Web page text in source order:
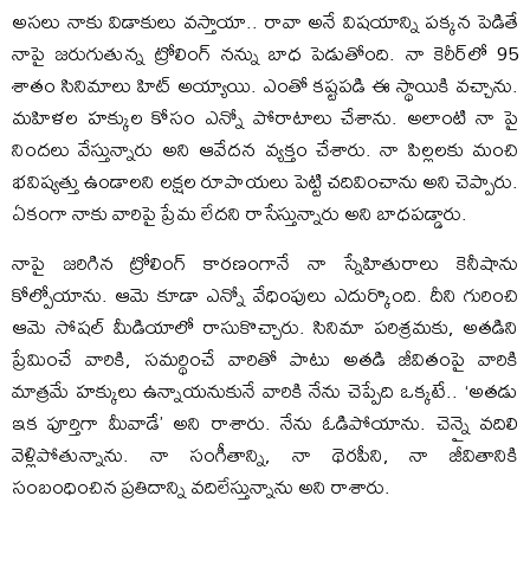
అసలు నాకు విడాకులు వస్తాయా.. రావా అనే విషయాన్ని పక్కన పెడితే
నాపై జరుగుతున్న ట్రోలింగ్ నన్ను బాధ పెడుతోంది. నా కెరీర్‌లో 95
శాతం సినిమాలు హిట్‌ అయ్యాయి. ఎంతో కష్టపడి ఈ స్థాయికి వచ్చాను.
మహిళల హక్కుల కోసం ఎన్నో పోరాటాలు చేశాను. అలాంటి నా పై
నిందలు వేస్తున్నారు అని ఆవేదన వ్యక్తం చేశారు. నా పిల్లలకు మంచి
భవిష్యత్తు ఉండాలని లక్షల రూపాయలు పెట్టి చదివించాను అని చెప్పారు.
ఏకంగా నాకు వారిపై ప్రేమ లేదని రాసేస్తున్నారు అని బాధపడ్డారు.
నాపై జరిగిన ట్రోలింగ్ కారణంగానే నా స్నేహితురాలు కెనీషాను
కోల్పోయాను. ఆమె కూడా ఎన్నో వేధింపులు ఎదుర్కొంది. దీని గురించి
ఆమె సోషల్‌ మీడియాలో రాసుకొచ్చారు. సినిమా పరిశ్రమకు, అతడిని
ప్రేమించే వారికి, సమర్థించే వారితో పాటు అతడి జీవితంపై వారికి
మాత్రమే హక్కులు ఉన్నాయనుకునే వారికి నేను చెప్పేది ఒక్కటే.. ‘అతడు
ఇక పూర్తిగా మీవాడే’ అని రాశారు. నేను ఓడిపోయాను. చెన్నై వదిలి
వెళ్లిపోతున్నాను. నా సంగీతాన్ని, నా థెరపీని, నా జీవితానికి
సంబంధించిన ప్రతిదాన్ని వదిలేస్తున్నాను అని రాశారు.